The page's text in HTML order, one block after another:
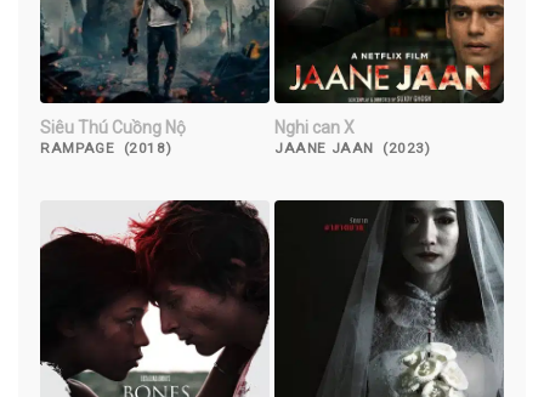
Siêu Thú Cuồng Nộ
RAMPAGE (2018)
Nghi can X
JAANE JAAN (2023)